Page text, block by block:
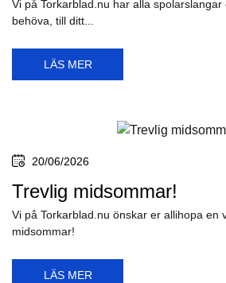
Vi på Torkarblad.nu har alla
behöva, till ditt...
LÄS MER
20/06/2026
Trevlig midsommar!
Vi på Torkarblad.nu önskar er allihopa en
midsommar!
LÄS MER